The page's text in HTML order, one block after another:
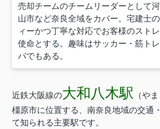
売却チームのチームリーダーとして
山市など奈良全域をカバー。宅建士
ィーかつ丁寧な対応でお客様のスト
使命とする。趣味はサッカー・筋ト
パでもある。
近鉄大阪線の大和八木駅
（や
橿原市に位置する、南奈良地域の交通
て知られる主要駅です。